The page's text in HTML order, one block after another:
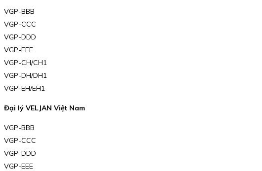
VGP-BBB
VGP-CCC
VGP-DDD
VGP-EEE
VGP-CH/CH1
VGP-DH/DH1
VGP-EH/EH1
Đại lý VELJAN Việt Nam
VGP-BBB
VGP-CCC
VGP-DDD
VGP-EEE